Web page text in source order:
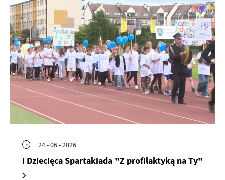
24 - 06 - 2026
I Dziecięca Spartakiada "Z profilaktyką na Ty"